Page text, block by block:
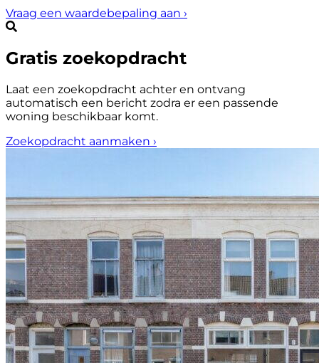
Vraag een waardebepaling aan ›
Gratis zoekopdracht
Laat een zoekopdracht achter en ontvang
automatisch een bericht zodra er een passende
woning beschikbaar komt.
Zoekopdracht aanmaken ›